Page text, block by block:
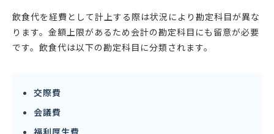
飲食代を経費として計上する際は状況により勘定科目が異な
ります。金額上限があるため会計の勘定科目にも留意が必要
です。飲食代は以下の勘定科目に分類されます。
交際費
会議費